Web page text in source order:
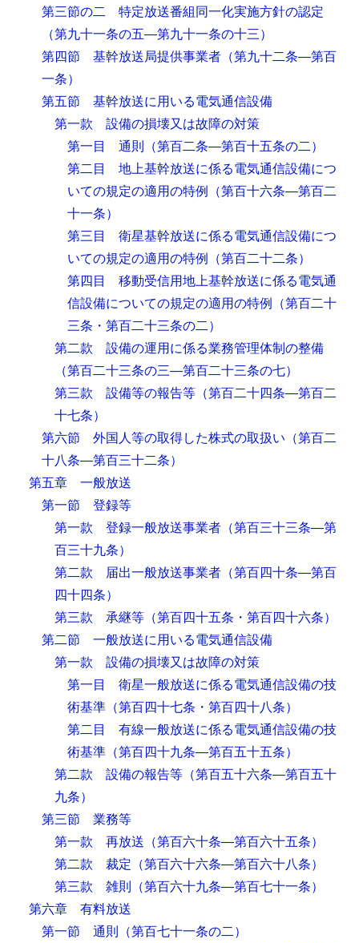
第三節の二 特定放送番組同一化実施方針の認定
（第九十一条の五―第九十一条の十三）
第四節 基幹放送局提供事業者 （第九十二条―第百
一条）
第五節 基幹放送に用いる電気通信設備
第一款 設備の損壊又は故障の対策
第一目 通則 （第百二条―第百十五条の二）
第二目 地上基幹放送に係る電気通信設備につ
いての規定の適用の特例 （第百十六条―第百二
十一条）
第三目 衛星基幹放送に係る電気通信設備につ
いての規定の適用の特例 （第百二十二条）
第四目 移動受信用地上基幹放送に係る電気通
信設備についての規定の適用の特例 （第百二十
三条・第百二十三条の二）
第二款 設備の運用に係る業務管理体制の整備
（第百二十三条の三―第百二十三条の七）
第三款 設備等の報告等 （第百二十四条―第百二
十七条）
第六節 外国人等の取得した株式の取扱い （第百二
十八条―第百三十二条）
第五章 一般放送
第一節 登録等
第一款 登録一般放送事業者 （第百三十三条―第
百三十九条）
第二款 届出一般放送事業者 （第百四十条―第百
四十四条）
第三款 承継等 （第百四十五条・第百四十六条）
第二節 一般放送に用いる電気通信設備
第一款 設備の損壊又は故障の対策
第一目 衛星一般放送に係る電気通信設備の技
術基準 （第百四十七条・第百四十八条）
第二目 有線一般放送に係る電気通信設備の技
術基準 （第百四十九条―第百五十五条）
第二款 設備の報告等 （第百五十六条―第百五十
九条）
第三節 業務等
第一款 再放送 （第百六十条―第百六十五条）
第二款 裁定 （第百六十六条―第百六十八条）
第三款 雑則 （第百六十九条―第百七十一条）
第六章 有料放送
第一節 通則 （第百七十一条の二）